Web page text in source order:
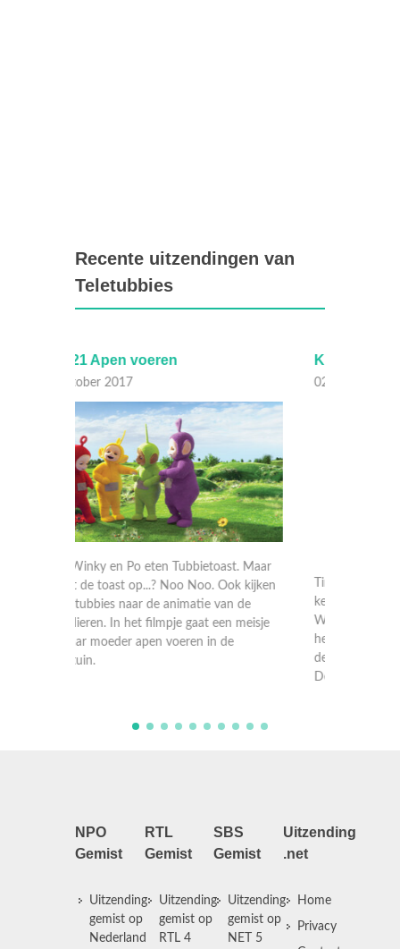
Recente uitzendingen van
Teletubbies
Kling klokjes kling
02 September 2017
Tinky Winky vindt een cadeau bij de
kerstboom. Het cadeau is voor Tinky
Winky! Het is een ster. De ster zweeft van
het huis naar buiten. Alle Teletubbies zien
de ster. Ze kijken waar de ster naartoe gaat.
NPO
Gemist
Uitzending
gemist op
Nederland
RTL
Gemist
Uitzending
gemist op
RTL 4
SBS
Gemist
Uitzending
gemist op
NET 5
Uitzending
.net
Home
Privacy